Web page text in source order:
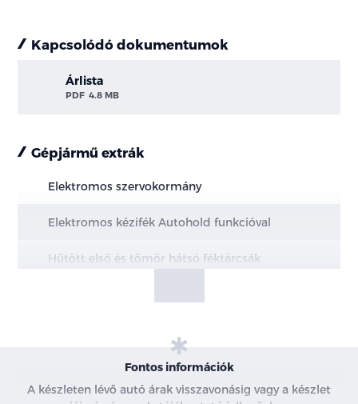
Kapcsolódó dokumentumok
Árlista
PDF 4.8 MB
Gépjármű extrák
Elektromos szervokormány
Elektromos kézifék Autohold funkcióval
Hűtött első és tömör hátsó féktárcsák
20" könnyűfém keréktárcsák
Állítható magasságú biztonsági öv rögzítési
Fontos információk
A készleten lévő autó árak visszavonásig vagy a készlet